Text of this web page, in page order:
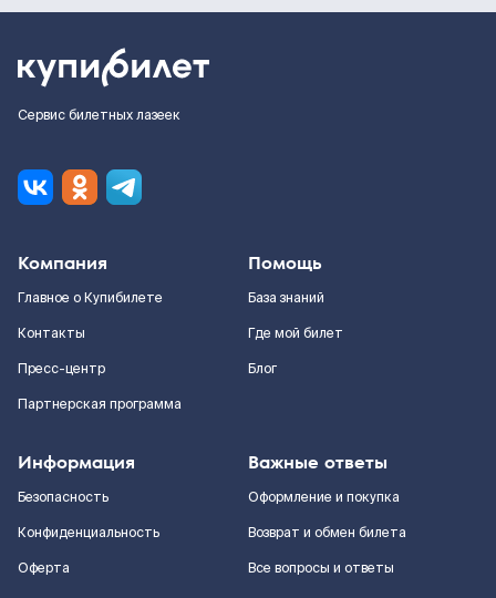
Сервис билетных лазеек
Компания
Главное о Купибилете
Контакты
Пресс-центр
Партнерская программа
Помощь
База знаний
Где мой билет
Блог
Информация
Безопасность
Конфиденциальность
Оферта
Важные ответы
Оформление и покупка
Возврат и обмен билета
Все вопросы и ответы